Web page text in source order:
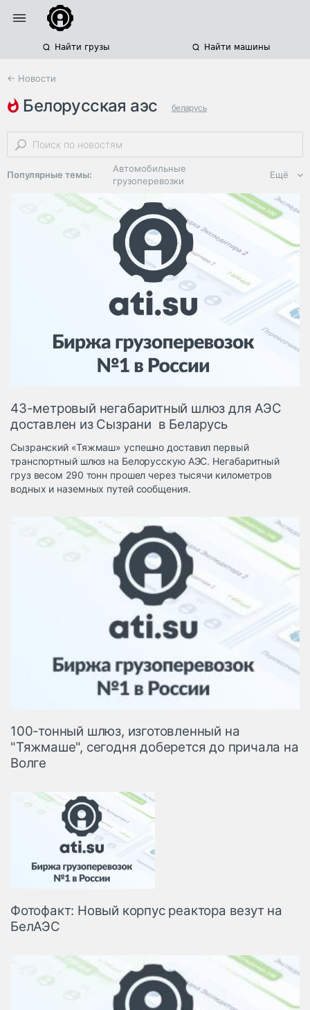
Найти грузы Найти машины
← Новости
белорусская аэс беларусь
мультимодальные перевозки негабаритных грузов новгородская область
Популярные темы:
Автомобильные
грузоперевозки
Региональная
логистика
ЭДО, ИТ в
логистике
Дороги,
инфраструктура
Логистика, грузы
Негабаритные и
опасные грузы
Безопасность и
Таможня и ВЭД
грузовые
терминалы
Коммерческий
транспорт
Автосервис,
запчасти, шины
Топливо, масла и
автохимия
Дзен
Ещё
43-метровый негабаритный шлюз для АЭС
доставлен из Сызрани в Беларусь
Сызранский «Тяжмаш» успешно доставил первый
транспортный шлюз на Белорусскую АЭС. Негабаритный
груз весом 290 тонн прошел через тысячи километров
водных и наземных путей сообщения.
100-тонный шлюз, изготовленный на
"Тяжмаше", сегодня доберется до причала на
Волге
Фотофакт: Новый корпус реактора везут на
БелАЭС